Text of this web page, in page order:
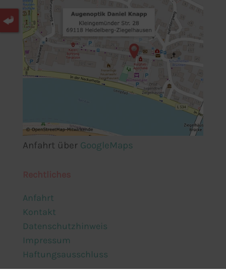
Anfahrt über GoogleMaps
Anfahrt
Kontakt
Datenschutzhinweis
Impressum
Haftungsausschluss